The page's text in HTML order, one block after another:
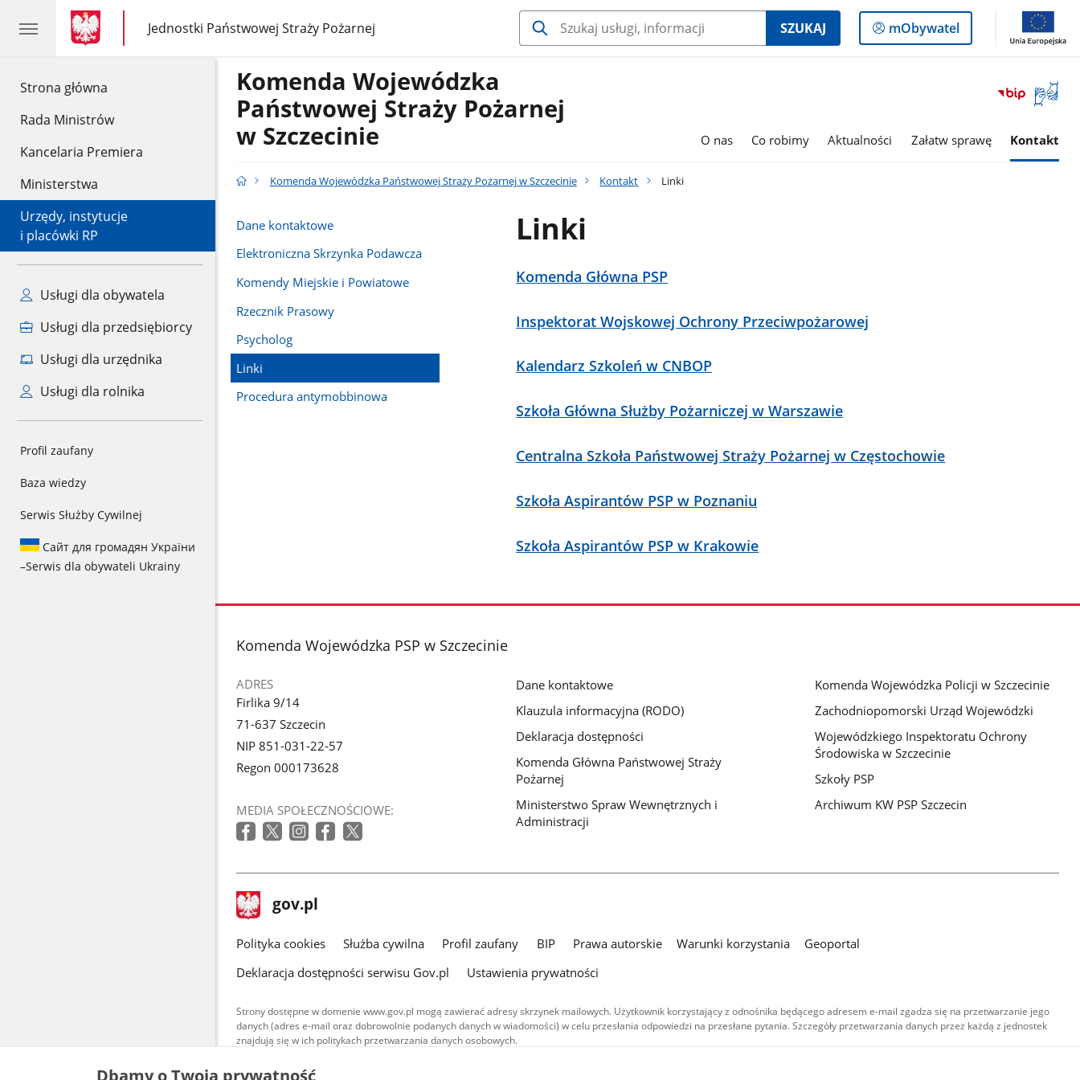
Strona główna
Rada Ministrów
Kancelaria Premiera
Ministerstwa
Urzędy, instytucje
i placówki RP
Usługi dla obywatela
Usługi dla przedsiębiorcy
Usługi dla urzędnika
Usługi dla rolnika
Profil zaufany
Baza wiedzy
Serwis Służby Cywilnej
Сайт для громадян України
–Serwis dla obywateli Ukrainy
gov.pl
gov.pl
Jednostki Państwowej Straży Pożarnej
gov.pl
Jednostki
Państwowej
SZUKAJ
Logowanie
do
mObywatel
Otwórz
okno
języka
Komenda Wojewódzka
Państwowej Straży Pożarnej
w Szczecinie
O nas Co robimy Aktualności Załatw sprawę Kontakt
Komenda Wojewódzka Państwowej Straży Pożarnej w Szczecinie Kontakt Linki
Dane kontaktowe
Elektroniczna Skrzynka Podawcza
Komendy Miejskie i Powiatowe
Rzecznik Prasowy
Psycholog
Linki
Procedura antymobbinowa
Linki
Komenda Główna PSP
Inspektorat Wojskowej Ochrony Przeciwpożarowej
Kalendarz Szkoleń w CNBOP
Szkoła Główna Służby Pożarniczej w Warszawie
Centralna Szkoła Państwowej Straży Pożarnej w Częstochowie
Szkoła Aspirantów PSP w Poznaniu
Szkoła Aspirantów PSP w Krakowie
stopka
Komenda Wojewódzka PSP w Szczecinie
ADRES
Firlika 9/14
71-637 Szczecin
NIP 851-031-22-57
Regon 000173628
MEDIA SPOŁECZNOŚCIOWE:
Dane kontaktowe
Klauzula informacyjna (RODO)
Deklaracja dostępności
Komenda Główna Państwowej Straży
Pożarnej
Ministerstwo Spraw Wewnętrznych i
Administracji
Komenda Wojewódzka Policji w Szczecinie
Zachodniopomorski Urząd Wojewódzki
Wojewódzkiego Inspektoratu Ochrony
Środowiska w Szczecinie
Szkoły PSP
Archiwum KW PSP Szczecin
stopka
gov.pl Strona
gov.pl
gov.pl
Polityka cookies Służba cywilna Profil zaufany BIP Prawa autorskie Warunki korzystania
Geoportal
Deklaracja dostępności serwisu Gov.pl
Ustawienia prywatności
Strony dostępne w domenie www.gov.pl mogą zawierać adresy skrzynek mailowych. Użytkownik korzystający z odnośnika będącego adresem e-mail zgadza się na przetwarzanie jego
danych (adres e-mail oraz dobrowolnie podanych danych w wiadomości) w celu przesłania odpowiedzi na przesłane pytania. Szczegóły przetwarzania danych przez każdą z jednostek
znajdują się w ich politykach przetwarzania danych osobowych.
Treści tekstowe publikowane w serwisie (z wyłączeniem treści audiowizualnych), są
Dbamy o Twoją prywatność